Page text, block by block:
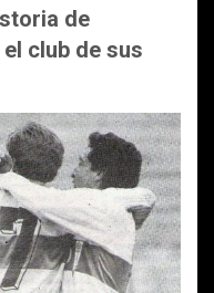
de
club de sus